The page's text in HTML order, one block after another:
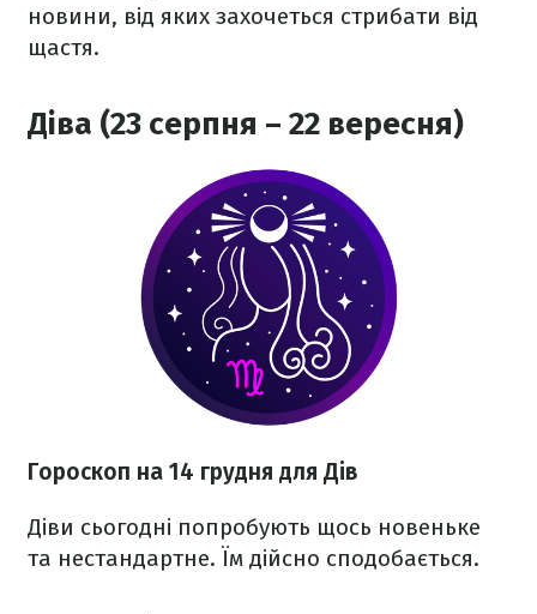
новини, від яких захочеться стрибати від
щастя.
Діва (23 серпня – 22 вересня)
Гороскоп на 14 грудня для Дів
Діви сьогодні попробують щось новеньке
та нестандартне. Їм дійсно сподобається.